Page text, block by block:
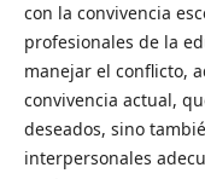
con la convivencia
profesionales de la
manejar el conflicto,
convivencia actual,
deseados, sino
interpersonales